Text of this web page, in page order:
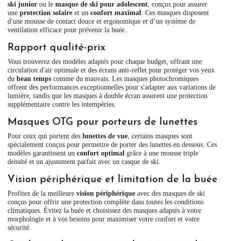
ski junior ou le masque de ski pour adolescent, conçus pour assurer
une protection solaire et un confort maximal. Ces masques disposent
d'une mousse de contact douce et ergonomique et d’un système de
ventilation efficace pour prévenir la buée.
Rapport qualité-prix
Vous trouverez des modèles adaptés pour chaque budget, offrant une
circulation d'air optimale et des écrans anti-reflet pour protéger vos yeux
du beau temps comme du mauvais. Les masques photochromiques
offrent des performances exceptionnelles pour s'adapter aux variations de
lumière, tandis que les masques à double écran assurent une protection
supplémentaire contre les intempéries.
Masques OTG pour porteurs de lunettes
Pour ceux qui portent des lunettes de vue, certains masques sont
spécialement conçus pour permettre de porter des lunettes en dessous. Ces
modèles garantissent un confort optimal grâce à une mousse triple
densité et un ajustement parfait avec un casque de ski.
Vision périphérique et limitation de la buée
Profitez de la meilleure vision périphérique avec des masques de ski
conçus pour offrir une protection complète dans toutes les conditions
climatiques. Évitez la buée et choisissez des masques adaptés à votre
morphologie et à vos besoins pour maximiser votre confort et votre
sécurité.